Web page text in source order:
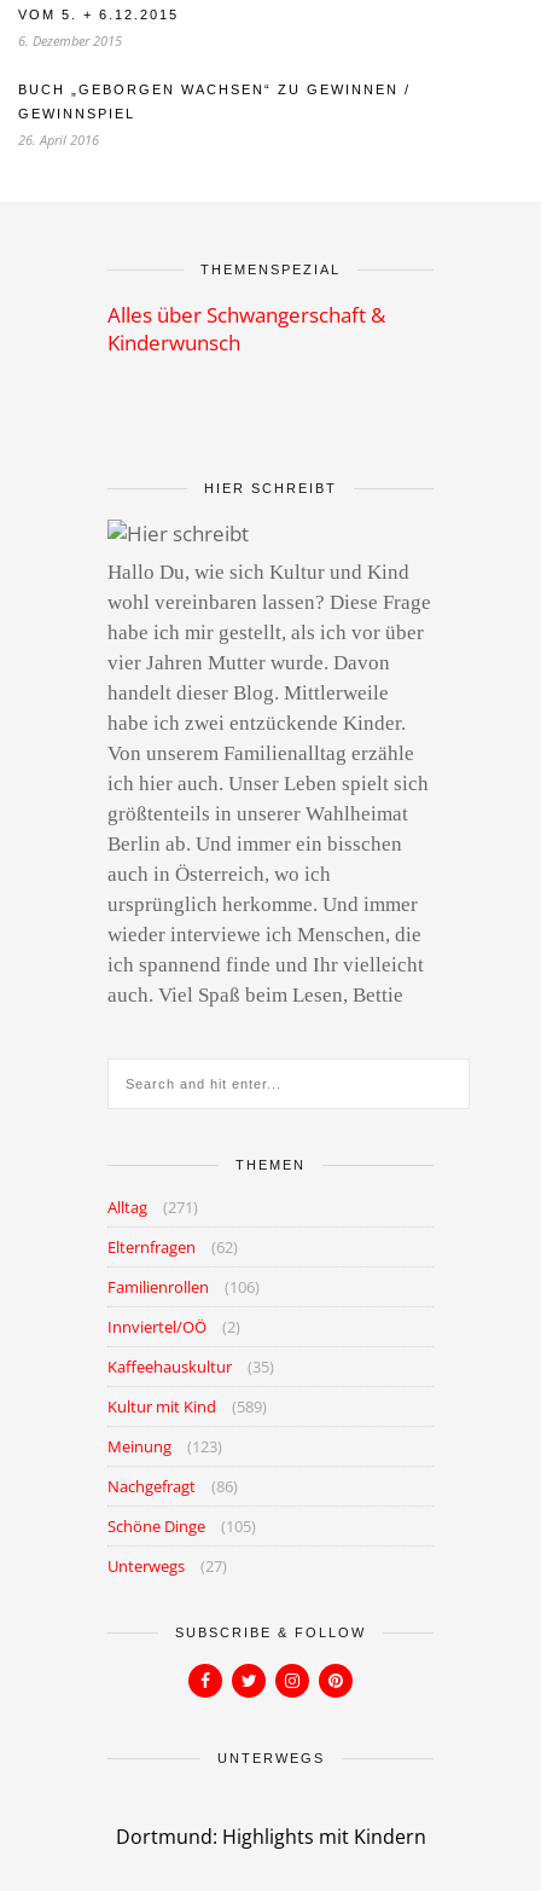
VOM 5. + 6.12.2015
6. Dezember 2015
BUCH „GEBORGEN WACHSEN“ ZU GEWINNEN /
GEWINNSPIEL
26. April 2016
THEMENSPEZIAL
Alles über Schwangerschaft &
Kinderwunsch
HIER SCHREIBT
Hallo Du, wie sich Kultur und Kind
wohl vereinbaren lassen? Diese Frage
habe ich mir gestellt, als ich vor über
vier Jahren Mutter wurde. Davon
handelt dieser Blog. Mittlerweile
habe ich zwei entzückende Kinder.
Von unserem Familienalltag erzähle
ich hier auch. Unser Leben spielt sich
größtenteils in unserer Wahlheimat
Berlin ab. Und immer ein bisschen
auch in Österreich, wo ich
ursprünglich herkomme. Und immer
wieder interviewe ich Menschen, die
ich spannend finde und Ihr vielleicht
auch. Viel Spaß beim Lesen, Bettie
THEMEN
Alltag
(271)
Elternfragen
(62)
Familienrollen
(106)
Innviertel/OÖ
(2)
Kaffeehauskultur
(35)
Kultur mit Kind
(589)
Meinung
(123)
Nachgefragt
(86)
Schöne Dinge
(105)
Unterwegs
(27)
SUBSCRIBE & FOLLOW
UNTERWEGS
Dortmund: Highlights mit Kindern